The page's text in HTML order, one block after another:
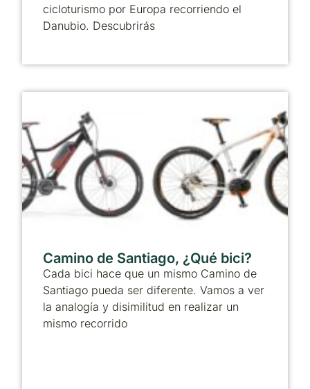
cicloturismo por Europa recorriendo el
Danubio. Descubrirás
Camino de Santiago, ¿Qué bici?
Cada bici hace que un mismo Camino de
Santiago pueda ser diferente. Vamos a ver
la analogía y disimilitud en realizar un
mismo recorrido